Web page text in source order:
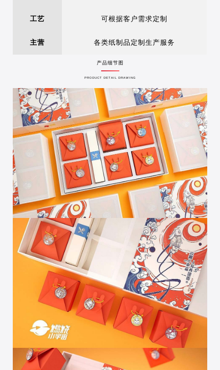
工艺 可根据客户需求定制
主营 各类纸制品定制生产服务
产品细节图
PRODUCT DETAIL DRAWING